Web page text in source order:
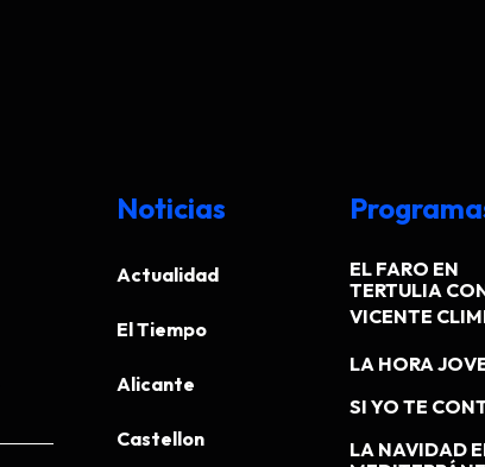
Noticias
Actualidad
El Tiempo
Alicante
Castellon
EL FARO EN
TERTULIA
VICENTE
LA HORA
SI YO TE
LA NAVIDAD